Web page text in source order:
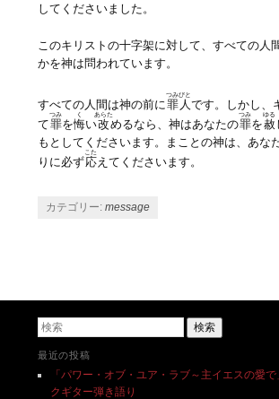
してくださいました。
このキリストの十字架に対して、すべての人
かを神は問われています。
すべての人間は神の前に 罪人
つみびと
です。しかし、
て罪
つみ
を悔
く
い改
あらた
めるなら、神はあなたの罪
つみ
を赦
ゆる
もとしてくださいます。まことの神は、あな
りに必ず応
こた
えてくださいます。
カテゴリー:message
検索
最近の投稿
「パワー・オブ・ユア・ラブ～主イエスの愛
クギター弾き語り